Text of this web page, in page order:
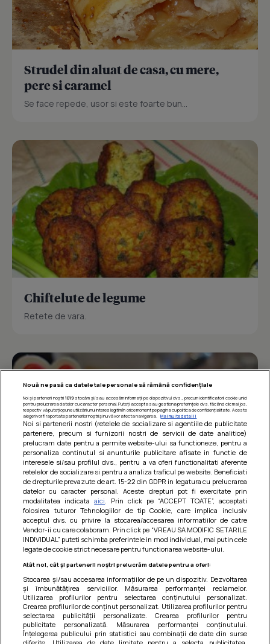
Strudel din aluat de casa, cu mere,
pere si caramel
Se face repede, usor si este foarte bun...
Chiftelute de legume
Retete de vara.
Barcute din vinete cu arpagic rosu
Un deliciu usor de preparat!
Nouă ne pasă ca datele tale personale să rămână confidențiale
Noi și partenerii noștri 1019stocăm și/sau accesăm informații pe dispozitivul dvs., precum identificatorii cookie unici
pentru prelucrarea datelor cu caracter personal. Puteți accepta sau gestiona preferințele dvs. făcând clic mai jos,
respectiv vă puteți opune utilizării unui interes legitim în orice moment pe pagina cu politica de confidențialitate. Aceste
alegeri vor fi raportate partenerilor noștri și nu vă vor afecta navigarea.
Mai multe detalii
Noi si partenerii nostri (retelele de socializare si agentiile de publicitate
partenere, precum si furnizorii nostri de servicii de date analitice)
prelucram date pentru a permite website-ului sa functioneze, pentru a
personaliza continutul si anunturile publicitare afisate in functie de
interesele si/sau profilul dvs., pentru a va oferi functionalitati aferente
retelelor de socializare si pentru a analiza traficul pe website. Beneficiati
de drepturile prevazute de art. 15-22 din GDPR in legatura cu prelucrarea
datelor cu caracter personal. Aceste drepturi pot fi exercitate prin
modalitatea indicataaici . Prin click pe “ACCEPT TOATE”, acceptati
folosirea tuturor Tehnologiilor de tip Cookie, care implica inclusiv
acceptul dvs. cu privire la stocarea/accesarea informatiilor de catre
Vendor-ii cu care colaboram. Prin click pe “VREAU SA MODIFIC SETARILE
INDIVIDUAL” puteti schimba preferintele in mod individual, mai putin cele
legate de cookie strict necesare pentru functionarea website-ului.
Atât noi, cât și partenerii noștri prelucrăm datele pentru a oferi:
Stocarea și/sau accesarea informațiilor de pe un dispozitiv. Dezvoltarea
și îmbunătățirea serviciilor. Măsurarea performanței reclamelor.
Utilizarea profilurilor pentru selectarea conținutului personalizat.
Crearea profilurilor de conținut personalizat. Utilizarea profilurilor pentru
selectarea publicității personalizate. Crearea profilurilor pentru
publicitate personalizată. Măsurarea performanței conținutului.
Înțelegerea publicului prin statistici sau combinații de date din surse